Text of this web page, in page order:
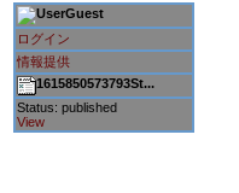
Guest
ログイン
情報提供
1615850573793St...
Status: published
View